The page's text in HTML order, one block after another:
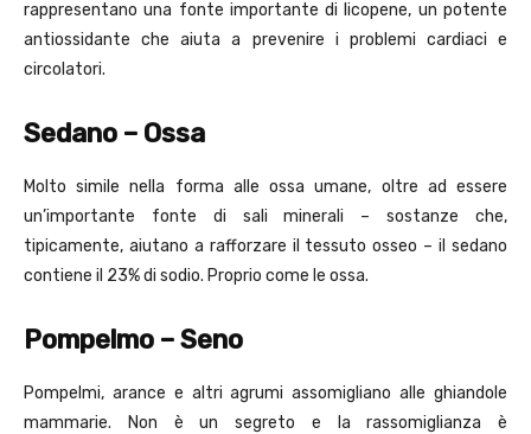
rappresentano una fonte importante di licopene, un potente
antiossidante che aiuta a prevenire i problemi cardiaci e
circolatori.
Sedano – Ossa
Molto simile nella forma alle ossa umane, oltre ad essere
un’importante fonte di sali minerali – sostanze che,
tipicamente, aiutano a rafforzare il tessuto osseo – il sedano
contiene il 23% di sodio. Proprio come le ossa.
Pompelmo – Seno
Pompelmi, arance e altri agrumi assomigliano alle ghiandole
mammarie. Non è un segreto e la rassomiglianza è